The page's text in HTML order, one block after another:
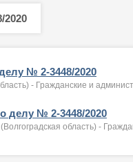
2020
№ 2-3448/2020
- Гражданские и
делу № 2-3448/2020
область) -